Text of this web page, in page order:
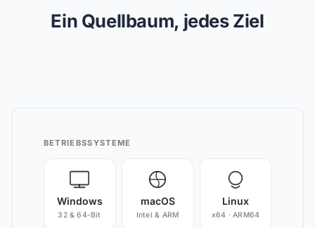
Ein Quellbaum, jedes Ziel
BETRIEBSSYSTEME
Windows
32 & 64-Bit
macOS
Intel & ARM
Linux
x64 · ARM64